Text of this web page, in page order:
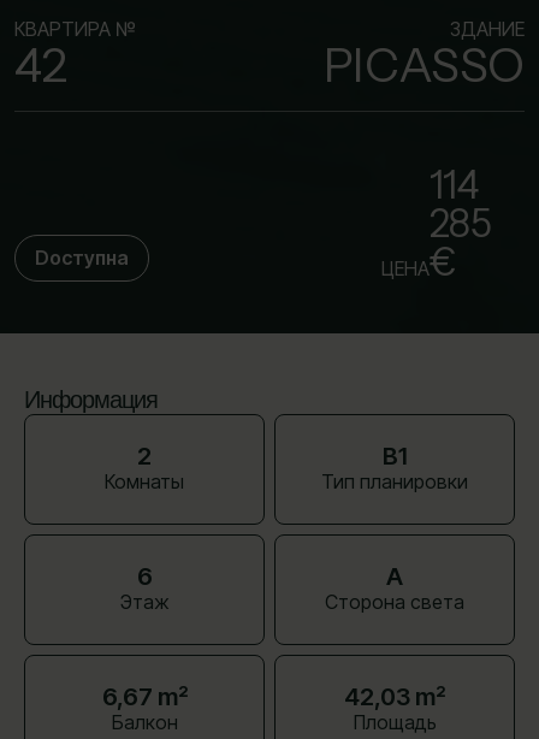
КВАРТИРА №
42
ЗДАНИЕ
PICASSO
Dоступна ЦЕНА
114
285
€
Информация
2
Комнаты
B1
Тип планировки
6
Этаж
A
Сторона света
6,67 m²
Балкон
42,03 m²
Площадь